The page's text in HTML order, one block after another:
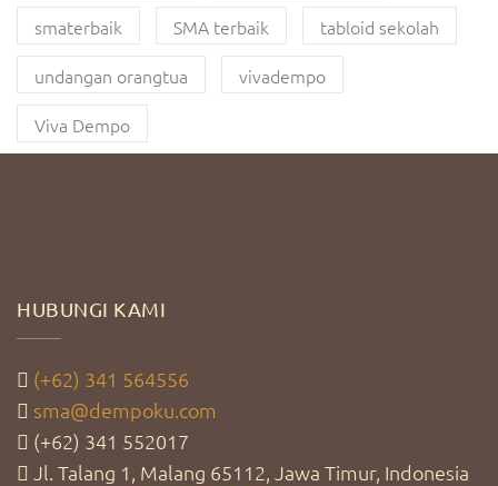
smaterbaik
SMA terbaik
tabloid sekolah
undangan orangtua
vivadempo
Viva Dempo
HUBUNGI KAMI
(+62) 341 564556
sma@dempoku.com
(+62) 341 552017
Jl. Talang 1, Malang 65112, Jawa Timur, Indonesia